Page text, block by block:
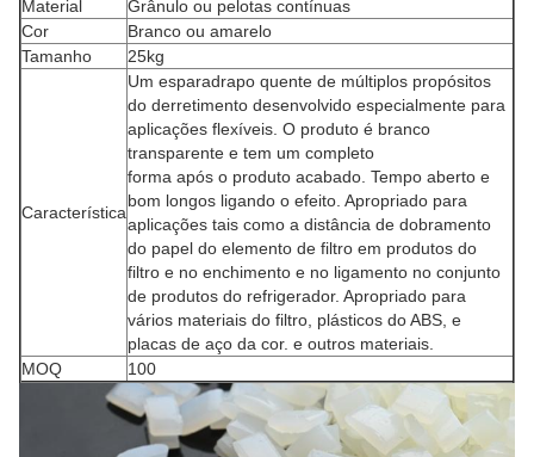
Material
Grânulo ou pelotas contínuas
Cor
Branco ou amarelo
Tamanho
25kg
Característica
Um esparadrapo quente de múltiplos propósitos
do derretimento desenvolvido especialmente para
aplicações flexíveis. O produto é branco
transparente e tem um completo
forma após o produto acabado. Tempo aberto e
bom longos ligando o efeito. Apropriado para
aplicações tais como a distância de dobramento
do papel do elemento de filtro em produtos do
filtro e no enchimento e no ligamento no conjunto
de produtos do refrigerador. Apropriado para
vários materiais do filtro, plásticos do ABS, e
placas de aço da cor. e outros materiais.
MOQ
100